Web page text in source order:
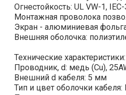
Огнестойкость: UL VW-1,
Монтажная проволока
Экран - алюминиевая
Внешняя оболочка:
Технические характеристики:
Проводник, d: медь (Cu),
Внешний d кабеля: 5 мм
Тип и цвет оболочки